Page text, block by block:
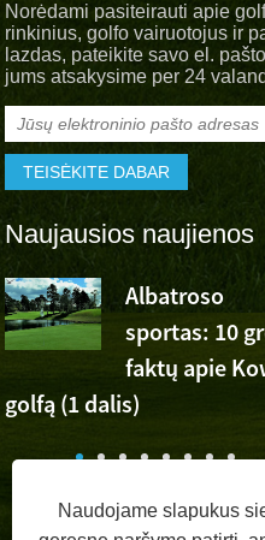
Norėdami pasiteirauti apie
rinkinius, golfo vairuotojus ir
lazdas, pateikite savo el.
jums atsakysime per 24
Naujausios naujienos
Albatroso
sportas: 10
faktų apie
golfą (1 dalis)
Naudojame slapukus